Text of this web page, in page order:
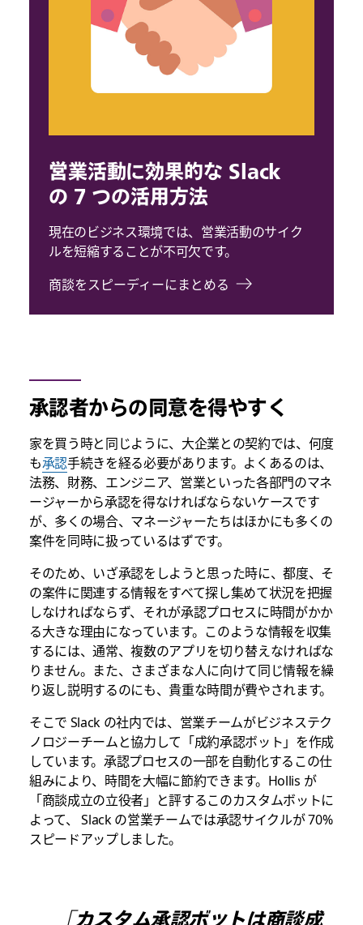
営業活動に効果的な Slack
の 7 つの活用方法
現在のビジネス環境では、営業活動のサイク
ルを短縮することが不可欠です。
商談をスピーディーにまとめる
承認者からの同意を得やすく
家を買う時と同じように、大企業との契約では、何度
も承認手続きを経る必要があります。よくあるのは、
法務、財務、エンジニア、営業といった各部門のマネ
ージャーから承認を得なければならないケースです
が、多くの場合、マネージャーたちはほかにも多くの
案件を同時に扱っているはずです。
そのため、いざ承認をしようと思った時に、都度、そ
の案件に関連する情報をすべて探し集めて状況を把握
しなければならず、それが承認プロセスに時間がかか
る大きな理由になっています。このような情報を収集
するには、通常、複数のアプリを切り替えなければな
りません。また、さまざまな人に向けて同じ情報を繰
り返し説明するのにも、貴重な時間が費やされます。
そこで Slack の社内では、営業チームがビジネステク
ノロジーチームと協力して「成約承認ボット」を作成
しています。承認プロセスの一部を自動化するこの仕
組みにより、時間を大幅に節約できます。Hollis が
「商談成立の立役者」と評するこのカスタムボットに
よって、 Slack の営業チームでは承認サイクルが 70%
スピードアップしました。
「カスタム承認ボットは商談成